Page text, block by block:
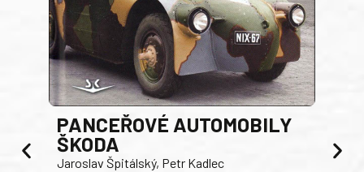
PANCEŘOVÉ AUTOMOBILY
ŠKODA
Jaroslav Špitálský, Petr Kadlec